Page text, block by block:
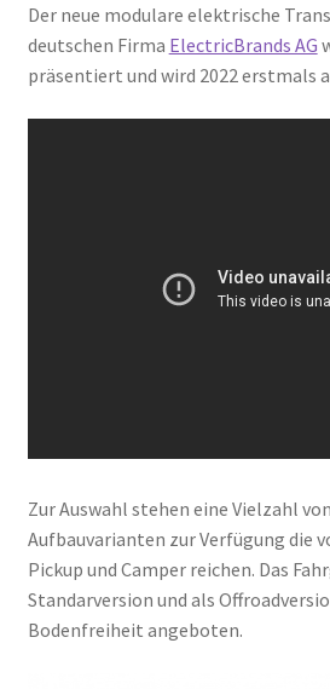
Der neue modulare elektrische
deutschen Firma ElectricBrands AG
präsentiert und wird 2022 erstmals
Zur Auswahl stehen eine Vielzahl
Aufbauvarianten zur Verfügung die
Pickup und Camper reichen. Das
Standarversion und als
Bodenfreiheit angeboten.